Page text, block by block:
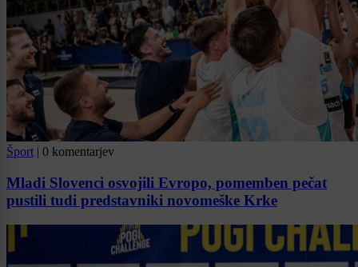
Šport | 0 komentarjev
Mladi Slovenci osvojili Evropo, pomemben pečat
pustili tudi predstavniki novomeške Krke